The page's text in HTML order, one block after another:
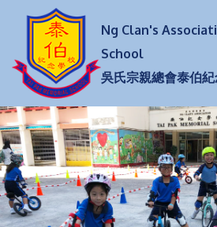
Ng Clan's
School
吳氏宗親總會泰伯